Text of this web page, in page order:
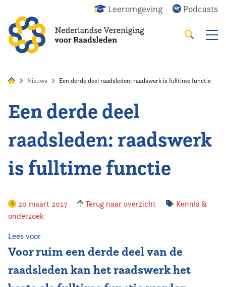
Leeromgeving Podcasts
Zoeken
Home
Agenda
Nieuws
Kennis & Informatie
Vereniging
Contact
Nieuws Een derde deel raadsleden: raadswerk is fulltime functie
Een derde deel
raadsleden: raadswerk
is fulltime functie
20 maart 2017 Terug naar overzicht
Kennis &
onderzoek
Lees voor
Voor ruim een derde deel van de
raadsleden kan het raadswerk het